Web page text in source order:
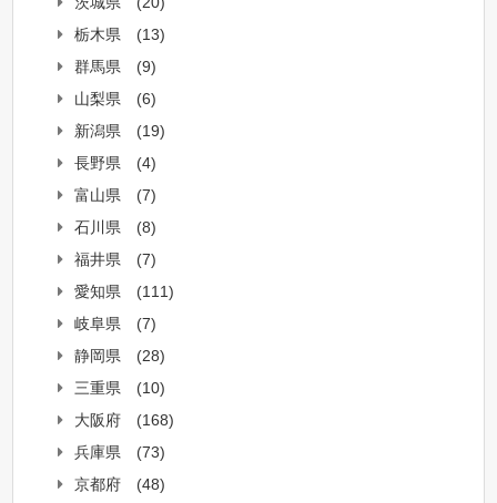
栃木県
(13)
群馬県
(9)
山梨県
(6)
新潟県
(19)
長野県
(4)
富山県
(7)
石川県
(8)
福井県
(7)
愛知県
(111)
岐阜県
(7)
静岡県
(28)
三重県
(10)
大阪府
(168)
兵庫県
(73)
京都府
(48)